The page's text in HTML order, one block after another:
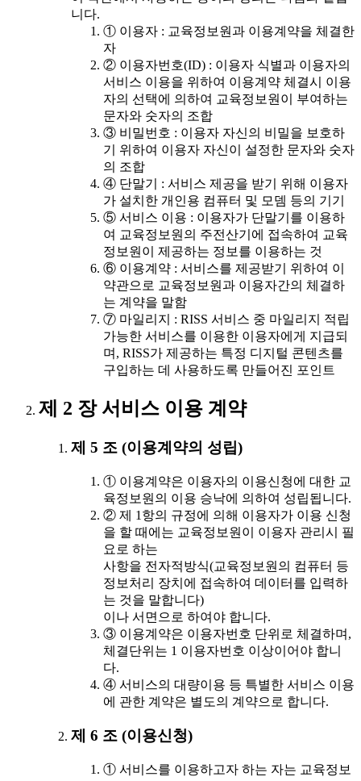
니다.
① 이용자 : 교육정보원과 이용계약을 체결한
자
② 이용자번호(ID) : 이용자 식별과 이용자의
서비스 이용을 위하여 이용계약 체결시 이용
자의 선택에 의하여 교육정보원이 부여하는
문자와 숫자의 조합
③ 비밀번호 : 이용자 자신의 비밀을 보호하
기 위하여 이용자 자신이 설정한 문자와 숫자
의 조합
④ 단말기 : 서비스 제공을 받기 위해 이용자
가 설치한 개인용 컴퓨터 및 모뎀 등의 기기
⑤ 서비스 이용 : 이용자가 단말기를 이용하
여 교육정보원의 주전산기에 접속하여 교육
정보원이 제공하는 정보를 이용하는 것
⑥ 이용계약 : 서비스를 제공받기 위하여 이
약관으로 교육정보원과 이용자간의 체결하
는 계약을 말함
⑦ 마일리지 : RISS 서비스 중 마일리지 적립
가능한 서비스를 이용한 이용자에게 지급되
며, RISS가 제공하는 특정 디지털 콘텐츠를
구입하는 데 사용하도록 만들어진 포인트
제 2 장 서비스 이용 계약
제 5 조 (이용계약의 성립)
① 이용계약은 이용자의 이용신청에 대한 교
육정보원의 이용 승낙에 의하여 성립됩니다.
② 제 1항의 규정에 의해 이용자가 이용 신청
을 할 때에는 교육정보원이 이용자 관리시 필
요로 하는
사항을 전자적방식(교육정보원의 컴퓨터 등
정보처리 장치에 접속하여 데이터를 입력하
는 것을 말합니다)
이나 서면으로 하여야 합니다.
③ 이용계약은 이용자번호 단위로 체결하며,
체결단위는 1 이용자번호 이상이어야 합니
다.
④ 서비스의 대량이용 등 특별한 서비스 이용
에 관한 계약은 별도의 계약으로 합니다.
제 6 조 (이용신청)
① 서비스를 이용하고자 하는 자는 교육정보